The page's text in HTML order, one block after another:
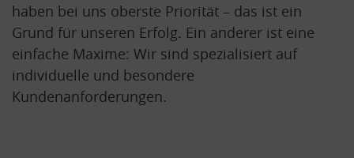
haben bei uns oberste Priorität – das ist ein
Grund für unseren Erfolg. Ein anderer ist eine
einfache Maxime: Wir sind spezialisiert auf
individuelle und besondere
Kundenanforderungen.